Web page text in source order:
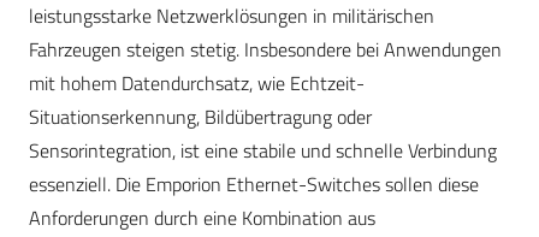
leistungsstarke Netzwerklösungen in militärischen
Fahrzeugen steigen stetig. Insbesondere bei Anwendungen
mit hohem Datendurchsatz, wie Echtzeit-
Situationserkennung, Bildübertragung oder
Sensorintegration, ist eine stabile und schnelle Verbindung
essenziell. Die Emporion Ethernet-Switches sollen diese
Anforderungen durch eine Kombination aus